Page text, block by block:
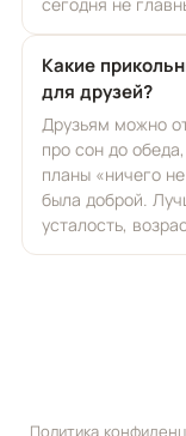
Какие
для друзей?
Друзьям можно
про сон до
планы «ничего
была доброй.
усталость,
Политика